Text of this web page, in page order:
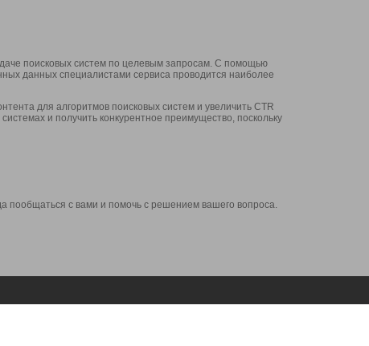
поисковых систем по целевым запросам. С помощью
данных специалистами сервиса проводится наиболее
для алгоритмов поисковых систем и увеличить CTR
и получить конкурентное преимущество, поскольку
пообщаться с вами и помочь с решением вашего вопроса.